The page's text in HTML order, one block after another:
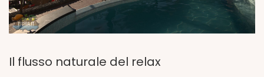
Il flusso naturale del relax